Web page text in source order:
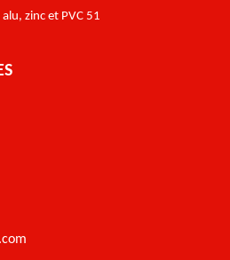
zinc et PVC 51